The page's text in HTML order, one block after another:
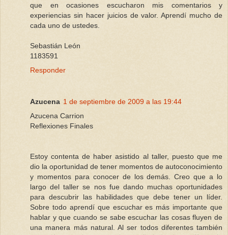
que en ocasiones escucharon mis comentarios y
experiencias sin hacer juicios de valor. Aprendí mucho de
cada uno de ustedes.
Sebastián León
1183591
Responder
Azucena 1 de septiembre de 2009 a las 19:44
Azucena Carrion
Reflexiones Finales
Estoy contenta de haber asistido al taller, puesto que me
dio la oportunidad de tener momentos de autoconocimiento
y momentos para conocer de los demás. Creo que a lo
largo del taller se nos fue dando muchas oportunidades
para descubrir las habilidades que debe tener un líder.
Sobre todo aprendí que escuchar es más importante que
hablar y que cuando se sabe escuchar las cosas fluyen de
una manera más natural. Al ser todos diferentes también